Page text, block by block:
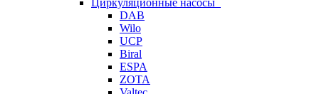
Циркуляционные насосы
DAB
Wilo
UCP
Biral
ESPA
ZOTA